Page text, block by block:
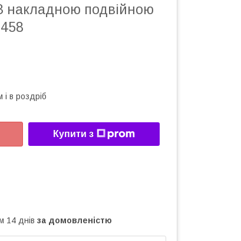
накладною подвійною
і в роздріб
Купити з
14 днів за домовленістю